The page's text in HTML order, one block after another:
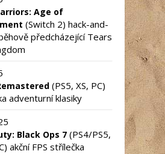
Age of
(Switch 2) hack-and-
předcházející Tears
(PS5, XS, PC)
adventurní klasiky
Black Ops 7 (PS4/PS5,
akční FPS střílečka